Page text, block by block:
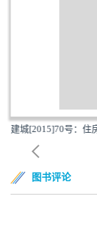
建城[2015]70号：住
图书评论